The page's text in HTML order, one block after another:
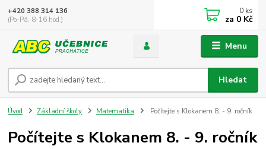
Menu
Hledat
+420 388 314 136
(Po-Pá, 8-16 hod.)
0 ks
za 0 Kč
Úvod Základní školy Matematika Počítejte s Klokanem 8. - 9. ročník
Počítejte s Klokanem 8. - 9. ročník